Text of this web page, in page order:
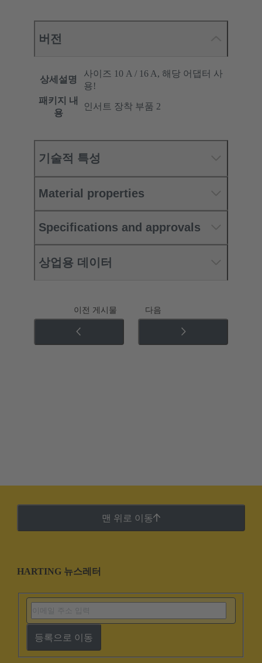
버전
상세설명
사이즈 10 A / 16 A, 해당 어댑터 사
용!
패키지 내
용
인서트 장착 부품 2
기술적 특성
Material properties
Specifications and approvals
상업용 데이터
이전 게시물 다음
맨 위로 이동
HARTING 뉴스레터
등록으로 이동